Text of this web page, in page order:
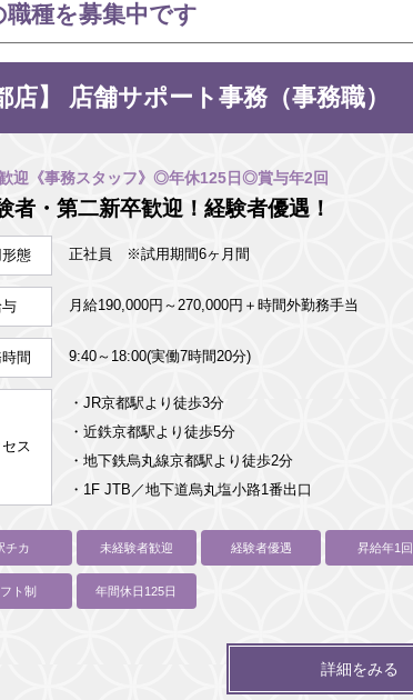
職種を募集中です
店】 店舗サポート事務（事務職）
迎《事務スタッフ》◎年休125日◎賞与年2回
者・第二新卒歓迎！経験者優遇！
形態 正社員 ※試用期間6ヶ月間
月給190,000円～270,000円＋時間外勤務手当
間 9:40～18:00(実働7時間20分)
ス
・JR京都駅より徒歩3分
・近鉄京都駅より徒歩5分
・地下鉄烏丸線京都駅より徒歩2分
・1F JTB／地下道烏丸塩小路1番出口
チカ 未経験者歓迎 経験者優遇 昇給年1回
ト制 年間休日125日
詳細をみる